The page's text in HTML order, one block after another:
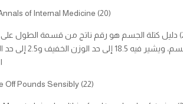
(20) the Annals of Internal Medicine
(21) دليل كتلة الجسم هو رقم ناتج من قسمة الطول
الجسم، ويشير فيه 18.5 إلى حد الوزن
(22) Take Off Pounds Sensibly